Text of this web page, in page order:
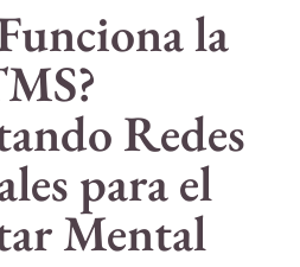
la
Redes
para el
Mental